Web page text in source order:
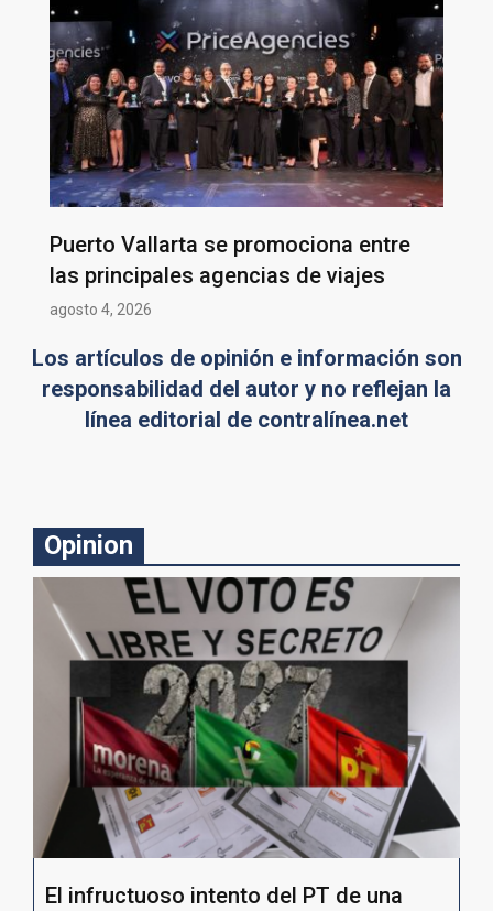
Puerto Vallarta se promociona entre
las principales agencias de viajes
agosto 4, 2026
Los artículos de opinión e información son
responsabilidad del autor y no reflejan la
línea editorial de contralínea.net
Opinion
El infructuoso intento del PT de una